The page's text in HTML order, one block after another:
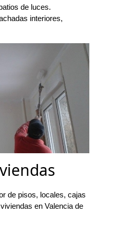
de luces.
interiores,
de pisos, locales, cajas
en Valencia de